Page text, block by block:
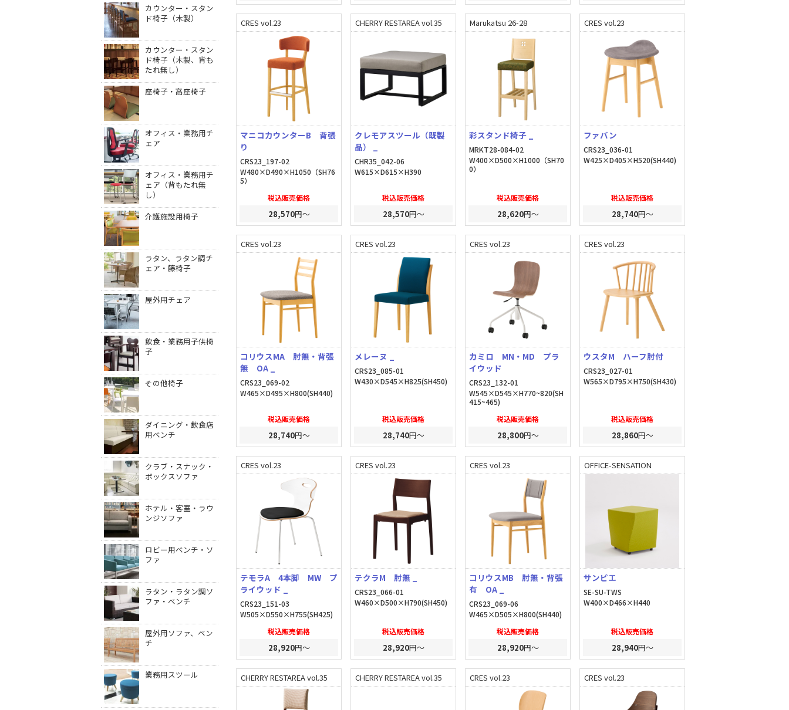
CRES vol.23
マニコカウンターB 背張
り
CRS23_197-02
W480×D490×H1050（SH76
5）
税込販売価格
28,570円～
CHERRY RESTAREA vol.35
クレモアスツール（既製
品） _
CHR35_042-06
W615×D615×H390
税込販売価格
28,570円～
Marukatsu 26-28
彩スタンド椅子 _
MRKT28-084-02
W400×D500×H1000（SH70
0）
税込販売価格
28,620円～
CRES vol.23
ファバン
CRS23_036-01
W425×D405×H520(SH440)
税込販売価格
28,740円～
CRES vol.23
コリウスMA 肘無・背張
無 OA _
CRS23_069-02
W465×D495×H800(SH440)
税込販売価格
28,740円～
CRES vol.23
メレーヌ _
CRS23_085-01
W430×D545×H825(SH450)
税込販売価格
28,740円～
CRES vol.23
カミロ MN・MD プラ
イウッド
CRS23_132-01
W545×D545×H770~820(SH
415~465)
税込販売価格
28,800円～
CRES vol.23
ウスタM ハーフ肘付
CRS23_027-01
W565×D795×H750(SH430)
税込販売価格
28,860円～
CRES vol.23
テモラA 4本脚 MW プ
ライウッド _
CRS23_151-03
W505×D550×H755(SH425)
税込販売価格
28,920円～
CRES vol.23
テクラM 肘無 _
CRS23_066-01
W460×D500×H790(SH450)
税込販売価格
28,920円～
CRES vol.23
コリウスMB 肘無・背張
有 OA _
CRS23_069-06
W465×D505×H800(SH440)
税込販売価格
28,920円～
OFFICE-SENSATION
サンピエ
SE-SU-TWS
W400×D466×H440
税込販売価格
28,940円～
CHERRY RESTAREA vol.35 CHERRY RESTAREA vol.35 CRES vol.23 CRES vol.23
カウンター・スタン
ド椅子（木製）
カウンター・スタン
ド椅子（木製、背も
たれ無し）
座椅子・高座椅子
オフィス・業務用チ
ェア
オフィス・業務用チ
ェア（背もたれ無
し）
介護施設用椅子
ラタン、ラタン調チ
ェア・籐椅子
屋外用チェア
飲食・業務用子供椅
子
その他椅子
ダイニング・飲食店
用ベンチ
クラブ・スナック・
ボックスソファ
ホテル・客室・ラウ
ンジソファ
ロビー用ベンチ・ソ
ファ
ラタン・ラタン調ソ
ファ・ベンチ
屋外用ソファ、ベン
チ
業務用スツール